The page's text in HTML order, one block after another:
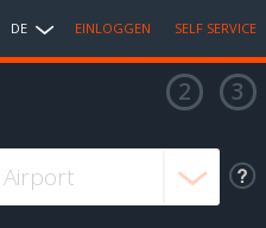
DE EINLOGGEN SELF SERVICE